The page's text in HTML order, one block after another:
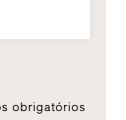
obrigatórios